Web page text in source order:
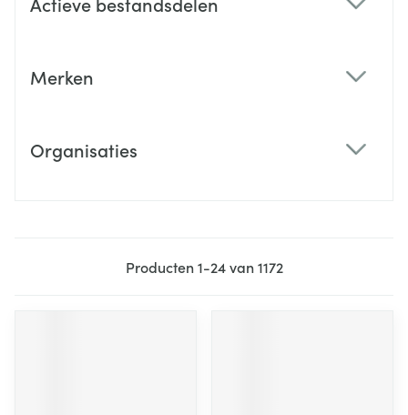
Merken
Organisaties
Producten1-24van1172